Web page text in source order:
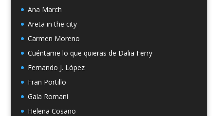
Ana March
Areta in the city
Carmen Moreno
Cuéntame lo que quieras de Dalia Ferry
Fernando J. López
Fran Portillo
Gala Romaní
Helena Cosano